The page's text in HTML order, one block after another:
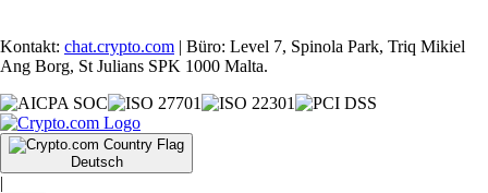
Kontakt: chat.crypto.com | Büro: Level 7, Spinola Park, Triq Mikiel
Ang Borg, St Julians SPK 1000 Malta.
Deutsch
|